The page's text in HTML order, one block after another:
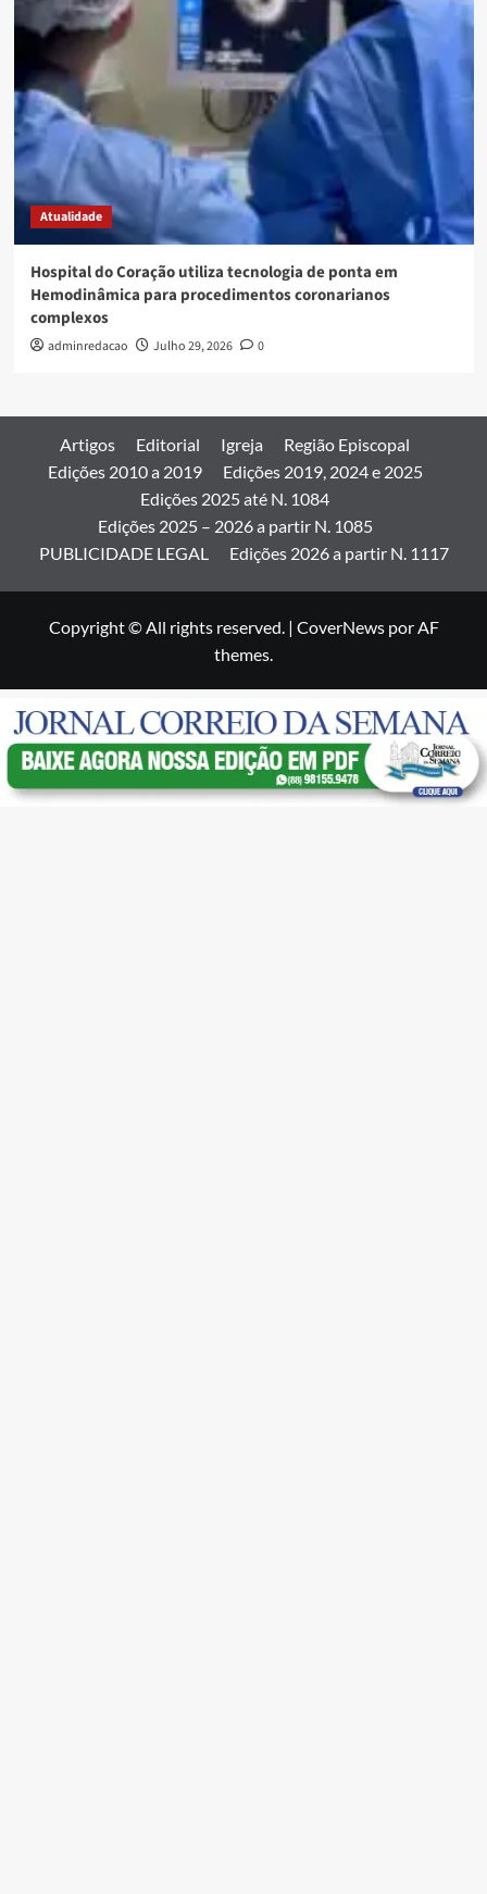
Atualidade
Hospital do Coração utiliza tecnologia de ponta em
Hemodinâmica para procedimentos coronarianos
complexos
adminredacao Julho 29, 2026 0
Artigos Editorial Igreja
Região Episcopal
Edições 2010 a 2019
Edições 2019, 2024 e 2025
Edições 2025 até N. 1084
Edições 2025 – 2026 a partir N. 1085
PUBLICIDADE LEGAL
Edições 2026 a partir N. 1117
Copyright © All rights reserved. | CoverNewspor AF
themes.